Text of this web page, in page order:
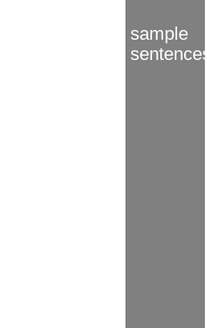
sample